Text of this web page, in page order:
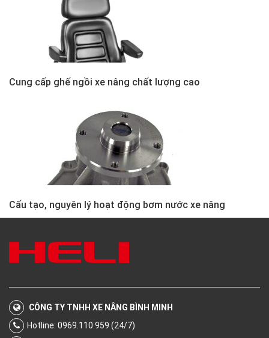
Cung cấp ghế ngồi xe nâng chất lượng cao
Cấu tạo, nguyên lý hoạt động bơm nước xe nâng
CÔNG TY TNHH XE NÂNG BÌNH MINH
Hotline: 0969.110.959 (24/7)